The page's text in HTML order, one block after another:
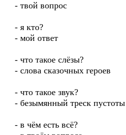
- твой вопрос
- я кто?
- мой ответ
- что такое слёзы?
- слова сказочных героев
- что такое звук?
- безымянный треск пустоты
- в чём есть всё?